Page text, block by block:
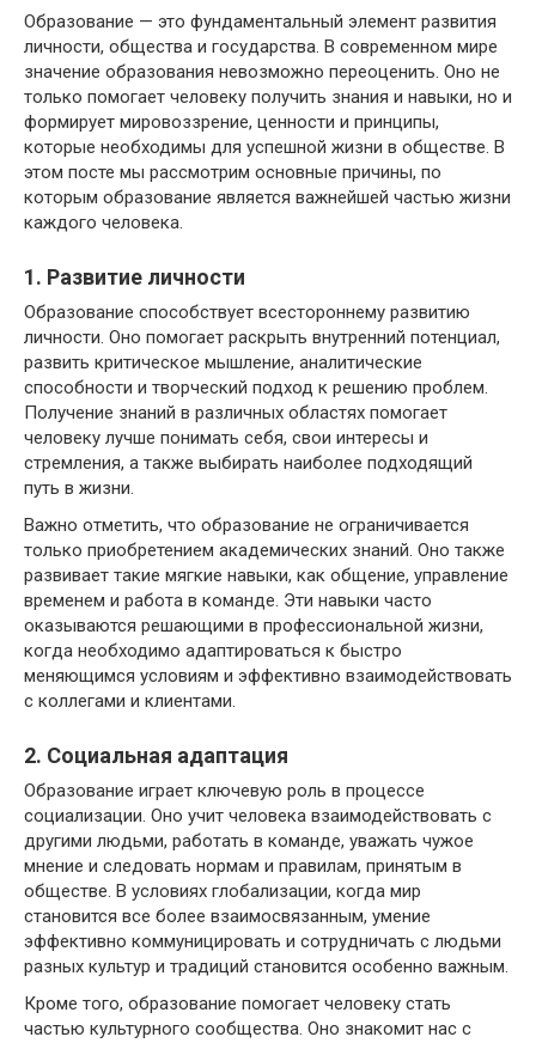
Образование — это фундаментальный элемент развития
личности, общества и государства. В современном мире
значение образования невозможно переоценить. Оно не
только помогает человеку получить знания и навыки, но и
формирует мировоззрение, ценности и принципы,
которые необходимы для успешной жизни в обществе. В
этом посте мы рассмотрим основные причины, по
которым образование является важнейшей частью жизни
каждого человека.
1. Развитие личности
Образование способствует всестороннему развитию
личности. Оно помогает раскрыть внутренний потенциал,
развить критическое мышление, аналитические
способности и творческий подход к решению проблем.
Получение знаний в различных областях помогает
человеку лучше понимать себя, свои интересы и
стремления, а также выбирать наиболее подходящий
путь в жизни.
Важно отметить, что образование не ограничивается
только приобретением академических знаний. Оно также
развивает такие мягкие навыки, как общение, управление
временем и работа в команде. Эти навыки часто
оказываются решающими в профессиональной жизни,
когда необходимо адаптироваться к быстро
меняющимся условиям и эффективно взаимодействовать
с коллегами и клиентами.
2. Социальная адаптация
Образование играет ключевую роль в процессе
социализации. Оно учит человека взаимодействовать с
другими людьми, работать в команде, уважать чужое
мнение и следовать нормам и правилам, принятым в
обществе. В условиях глобализации, когда мир
становится все более взаимосвязанным, умение
эффективно коммуницировать и сотрудничать с людьми
разных культур и традиций становится особенно важным.
Кроме того, образование помогает человеку стать
частью культурного сообщества. Оно знакомит нас с